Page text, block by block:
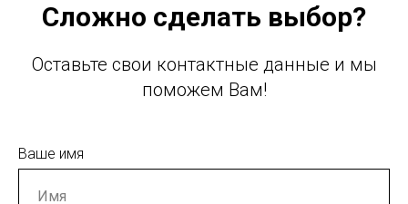
Сложно сделать выбор?
Оставьте свои контактные данные и мы
поможем Вам!
Ваше имя